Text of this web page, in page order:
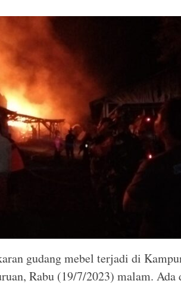
gudang mebel terjadi di
Rabu (19/7/2023) malam. Ada